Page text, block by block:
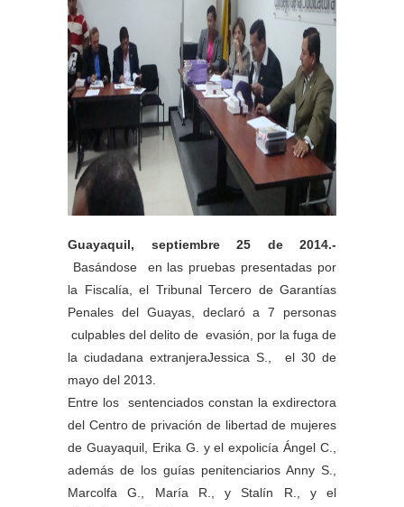
Guayaquil, septiembre 25 de 2014.-
Basándose en las pruebas presentadas por
la Fiscalía, el Tribunal Tercero de Garantías
Penales del Guayas, declaró a 7 personas
culpables del delito de evasión, por la fuga de
la ciudadana extranjeraJessica S., el 30 de
mayo del 2013.
Entre los sentenciados constan la exdirectora
del Centro de privación de libertad de mujeres
de Guayaquil, Erika G. y el expolicía Ángel C.,
además de los guías penitenciarios Anny S.,
Marcolfa G., María R., y Stalín R., y el